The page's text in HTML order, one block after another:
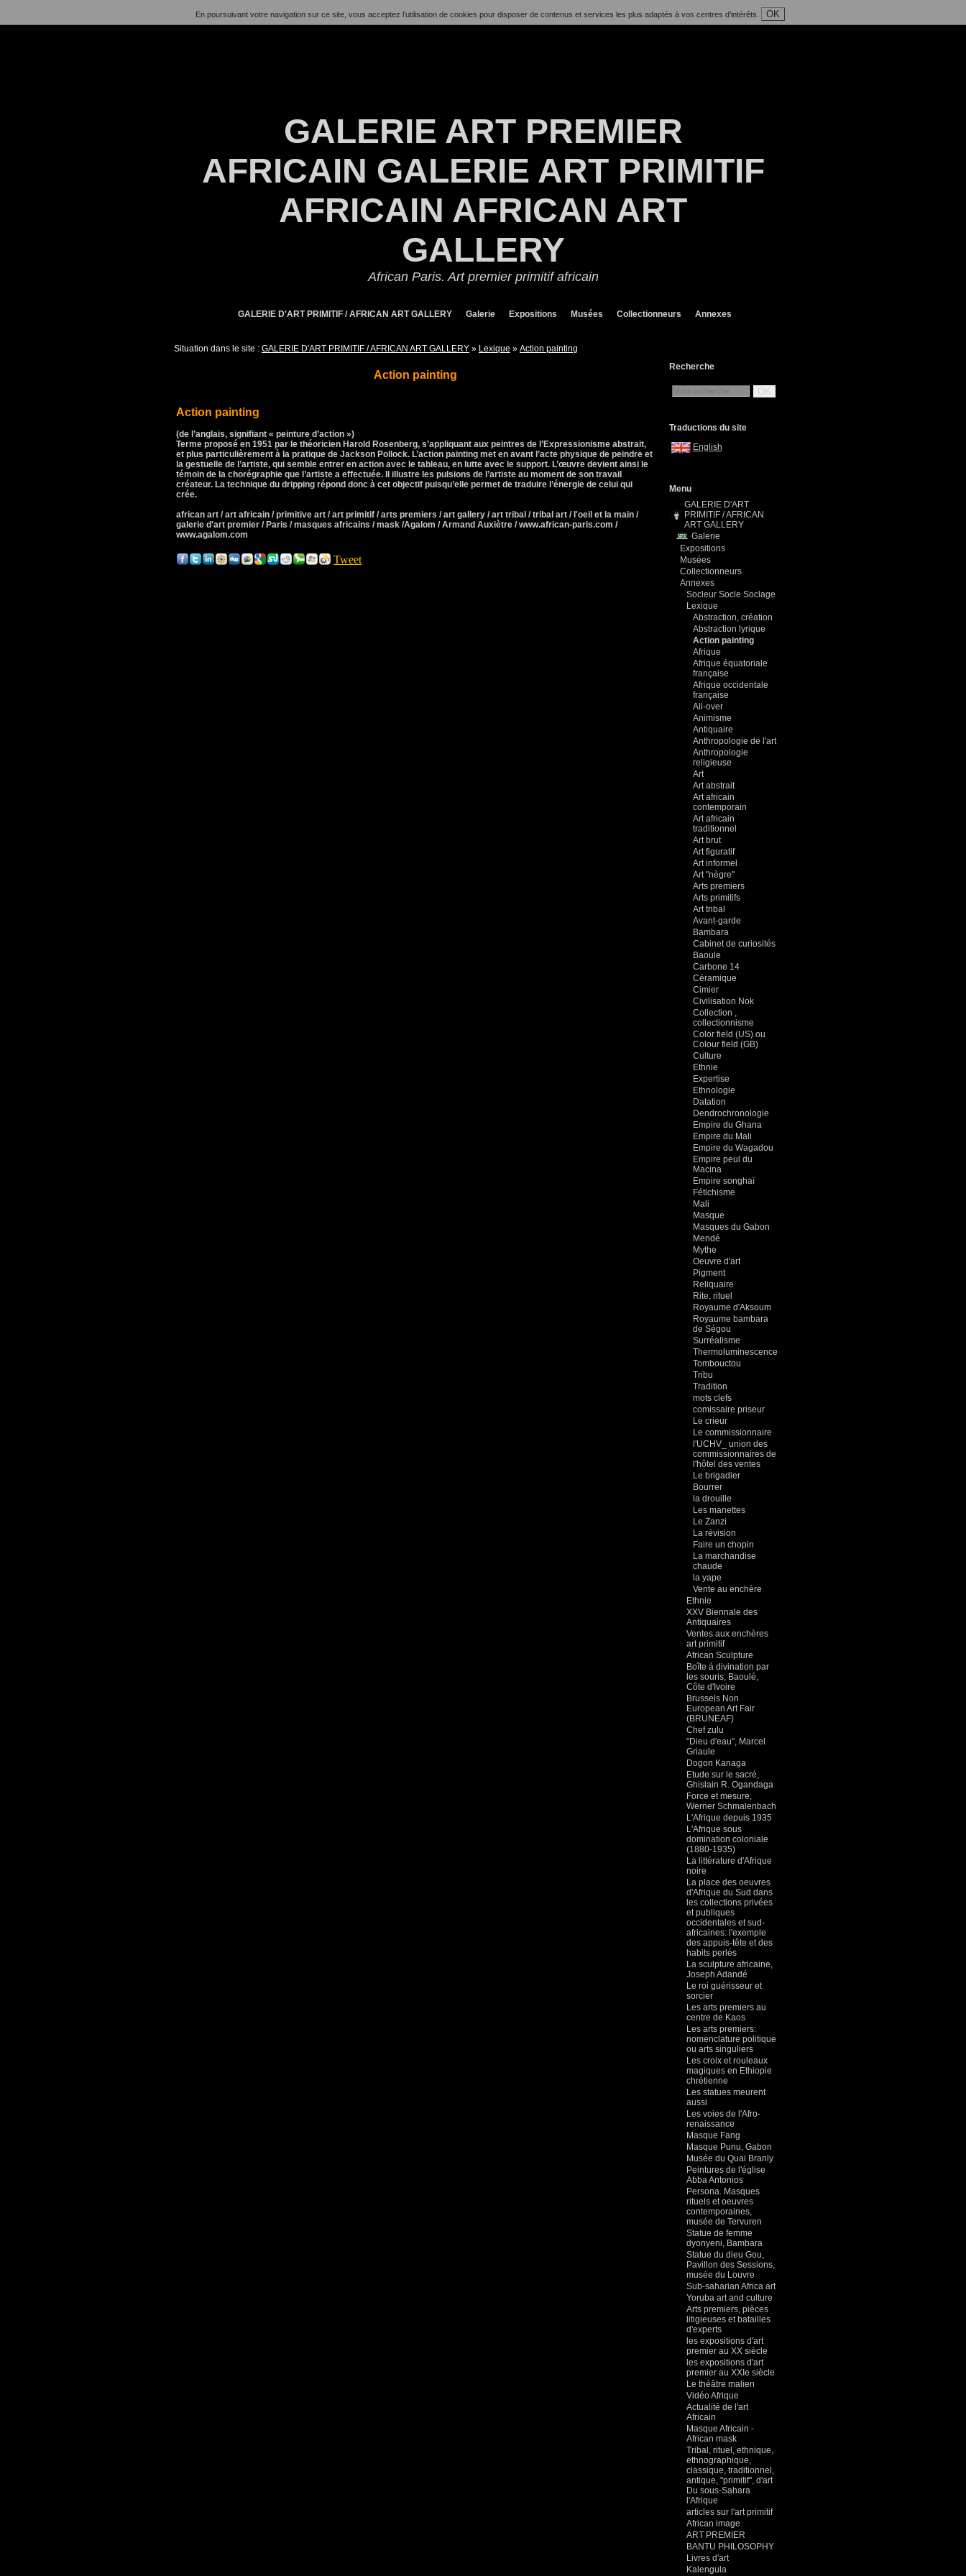
En poursuivant votre navigation sur ce site, vous acceptez l’utilisation de cookies pour disposer de contenus et services les plus adaptés à vos centres d'intérêts. OK
GALERIE ART PREMIER
AFRICAIN GALERIE ART PRIMITIF
AFRICAIN AFRICAN ART
GALLERY
African Paris. Art premier primitif africain
GALERIE D'ART PRIMITIF / AFRICAN ART GALLERY Galerie Expositions Musées Collectionneurs Annexes
Situation dans le site : GALERIE D'ART PRIMITIF / AFRICAN ART GALLERY » Lexique » Action painting
Action painting
Action painting
(de l’anglais, signifiant « peinture d’action »)
Terme proposé en 1951 par le théoricien Harold Rosenberg, s’appliquant aux peintres de l’Expressionisme abstrait,
et plus particulièrement à la pratique de Jackson Pollock. L’action painting met en avant l’acte physique de peindre et
la gestuelle de l’artiste, qui semble entrer en action avec le tableau, en lutte avec le support. L’œuvre devient ainsi le
témoin de la chorégraphie que l’artiste a effectuée. Il illustre les pulsions de l’artiste au moment de son travail
créateur. La technique du dripping répond donc à cet objectif puisqu’elle permet de traduire l’énergie de celui qui
crée.
african art / art africain / primitive art / art primitif / arts premiers / art gallery / art tribal / tribal art / l'oeil et la main /
galerie d'art premier / Paris / masques africains / mask /Agalom / Armand Auxiètre / www.african-paris.com /
www.agalom.com
Tweet
Recherche
OK
Traductions du site
English
Menu
GALERIE D'ART
PRIMITIF / AFRICAN
ART GALLERY
Galerie
Expositions
Musées
Collectionneurs
Annexes
Socleur Socle Soclage
Lexique
Abstraction, création
Abstraction lyrique
Action painting
Afrique
Afrique équatoriale
française
Afrique occidentale
française
All-over
Animisme
Antiquaire
Anthropologie de l'art
Anthropologie
religieuse
Art
Art abstrait
Art africain
contemporain
Art africain
traditionnel
Art brut
Art figuratif
Art informel
Art "nègre"
Arts premiers
Arts primitifs
Art tribal
Avant-garde
Bambara
Cabinet de curiosités
Baoule
Carbone 14
Céramique
Cimier
Civilisation Nok
Collection ,
collectionnisme
Color field (US) ou
Colour field (GB)
Culture
Ethnie
Expertise
Ethnologie
Datation
Dendrochronologie
Empire du Ghana
Empire du Mali
Empire du Wagadou
Empire peul du
Macina
Empire songhaï
Fétichisme
Mali
Masque
Masques du Gabon
Mendé
Mythe
Oeuvre d'art
Pigment
Reliquaire
Rite, rituel
Royaume d'Aksoum
Royaume bambara
de Ségou
Surréalisme
Thermoluminescence
Tombouctou
Tribu
Tradition
mots clefs
comissaire priseur
Le crieur
Le commissionnaire
l'UCHV_ union des
commissionnaires de
l'hôtel des ventes
Le brigadier
Bourrer
la drouille
Les manettes
Le Zanzi
La révision
Faire un chopin
La marchandise
chaude
la yape
Vente au enchère
Ethnie
XXV Biennale des
Antiquaires
Ventes aux enchères
art primitif
African Sculpture
Boîte à divination par
les souris, Baoulé,
Côte d'Ivoire
Brussels Non
European Art Fair
(BRUNEAF)
Chef zulu
"Dieu d'eau", Marcel
Griaule
Dogon Kanaga
Etude sur le sacré,
Ghislain R. Ogandaga
Force et mesure,
Werner Schmalenbach
L'Afrique depuis 1935
L'Afrique sous
domination coloniale
(1880-1935)
La littérature d'Afrique
noire
La place des oeuvres
d'Afrique du Sud dans
les collections privées
et publiques
occidentales et sud-
africaines: l'exemple
des appuis-tête et des
habits perlés
La sculpture africaine,
Joseph Adandé
Le roi guérisseur et
sorcier
Les arts premiers au
centre de Kaos
Les arts premiers:
nomenclature politique
ou arts singuliers
Les croix et rouleaux
magiques en Ethiopie
chrétienne
Les statues meurent
aussi
Les voies de l'Afro-
renaissance
Masque Fang
Masque Punu, Gabon
Musée du Quai Branly
Peintures de l'église
Abba Antonios
Persona. Masques
rituels et oeuvres
contemporaines,
musée de Tervuren
Statue de femme
dyonyeni, Bambara
Statue du dieu Gou,
Pavillon des Sessions,
musée du Louvre
Sub-saharian Africa art
Yoruba art and culture
Arts premiers, pièces
litigieuses et batailles
d'experts
les expositions d'art
premier au XX siècle
les expositions d'art
premier au XXIe siècle
Le théâtre malien
Vidéo Afrique
Actualité de l'art
Africain
Masque Africain -
African mask
Tribal, rituel, ethnique,
ethnographique,
classique, traditionnel,
antique, "primitif", d'art
Du sous-Sahara
l'Afrique
articles sur l'art primitif
African image
ART PREMIER
BANTU PHILOSOPHY
Livres d'art
Kalengula